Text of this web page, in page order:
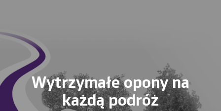
Wytrzymałe opony na
każdą podróż